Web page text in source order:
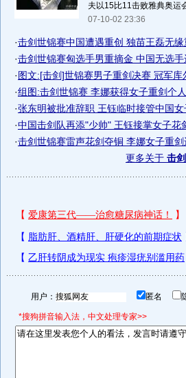
夫以15比11击败雅典奥运
07-10-02 23:36
·击剑世锦赛中国遭遇重创 独苗王磊无缘
·击剑世锦赛匈选手男重摘金 中国无选手
·图文:[击剑]世锦赛男子重剑决赛 冠军库
·组图:击剑世锦赛 李娜获得女子重剑个
·张东明被批准辞职 王钰临时接管中国女
·中国击剑队再添"少帅" 王钰接掌女子花
·击剑世锦赛雷声花剑夺铜 李娜女子重剑
更多关于 击
用户： 匿名
*搜狗拼音输入法，中文处理专家>>